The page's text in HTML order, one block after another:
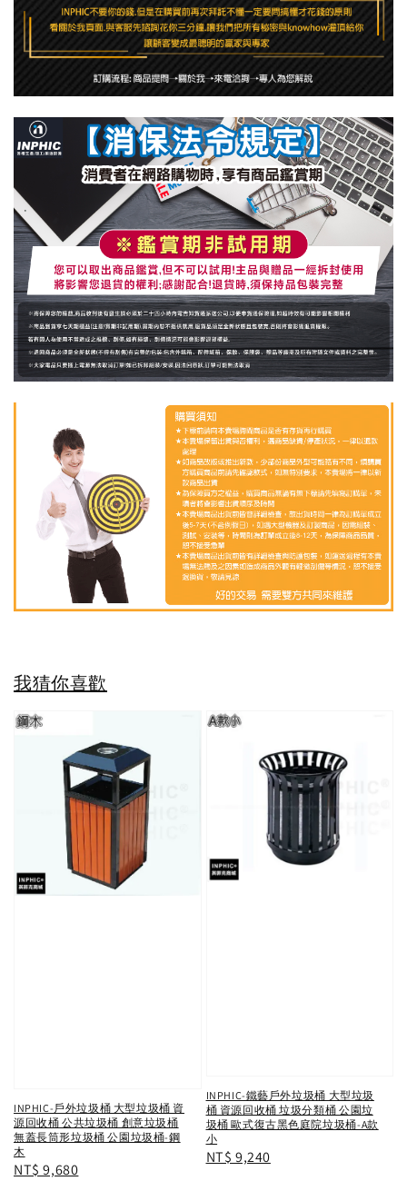
我猜你喜歡
INPHIC-戶外垃圾桶 大型垃圾桶 資
源回收桶 公共垃圾桶 創意垃圾桶
無蓋長筒形垃圾桶 公園垃圾桶-鋼
木
Regular
NT$ 9,680
INPHIC-鐵藝戶外垃圾桶 大型垃圾
桶 資源回收桶 垃圾分類桶 公園垃
圾桶 歐式復古黑色庭院垃圾桶-A款
小
Regular
NT$ 9,240